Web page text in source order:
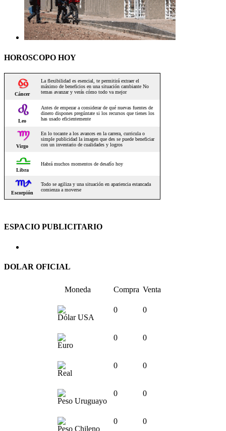
HOROSCOPO HOY
ESPACIO PUBLICITARIO
DOLAR OFICIAL
Moneda Compra Venta
Dólar USA
0 0
Euro
0 0
Real
0 0
Peso Uruguayo
0 0
Peso Chileno
0 0